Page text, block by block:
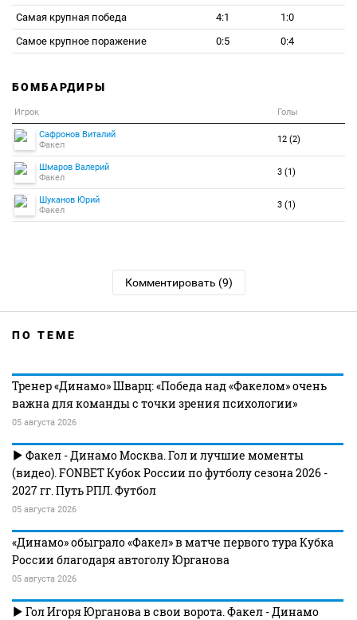
Самая крупная победа
4:1
1:0
Самое крупное поражение
0:5 0:4
БОМБАРДИРЫ
Игрок Голы
Сафронов Виталий
Факел
12 (2)
Шмаров Валерий
Факел
3 (1)
Шуканов Юрий
Факел
3 (1)
Комментировать (9)
ПО ТЕМЕ
Тренер «Динамо» Шварц: «Победа над «Факелом» очень
важна для команды с точки зрения психологии»
05 августа 2026
Факел - Динамо Москва. Гол и лучшие моменты
(видео). FONBET Кубок России по футболу сезона 2026 -
2027 гг. Путь РПЛ. Футбол
05 августа 2026
«Динамо» обыграло «Факел» в матче первого тура Кубка
России благодаря автоголу Юрганова
05 августа 2026
Гол Игоря Юрганова в свои ворота. Факел - Динамо